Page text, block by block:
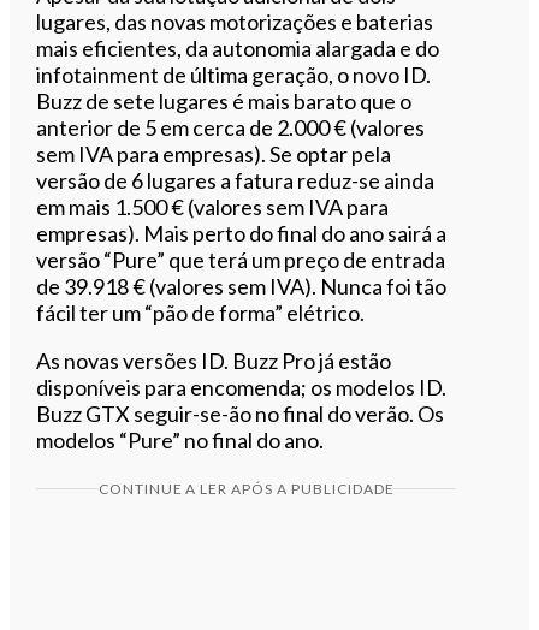
lugares, das novas motorizações e baterias
mais eficientes, da autonomia alargada e do
infotainment de última geração, o novo ID.
Buzz de sete lugares é mais barato que o
anterior de 5 em cerca de 2.000 € (valores
sem IVA para empresas). Se optar pela
versão de 6 lugares a fatura reduz-se ainda
em mais 1.500 € (valores sem IVA para
empresas). Mais perto do final do ano sairá a
versão “Pure” que terá um preço de entrada
de 39.918 € (valores sem IVA). Nunca foi tão
fácil ter um “pão de forma” elétrico.
As novas versões ID. Buzz Pro já estão
disponíveis para encomenda; os modelos ID.
Buzz GTX seguir-se-ão no final do verão. Os
modelos “Pure” no final do ano.
CONTINUE A LER APÓS A PUBLICIDADE